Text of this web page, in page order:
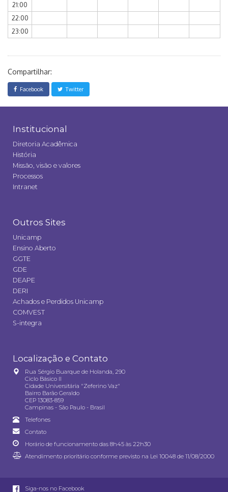
21:00
22:00
23:00
Compartilhar:
Facebook Twitter
Institucional
Diretoria Acadêmica
História
Missão, visão e valores
Processos
Intranet
Outros Sites
Unicamp
Ensino Aberto
GGTE
GDE
DEAPE
DERI
Achados e Perdidos Unicamp
COMVEST
S-integra
Localização e Contato
Rua Sérgio Buarque de Holanda, 290
Ciclo Básico II
Cidade Universitária "Zeferino Vaz"
Bairro Barão Geraldo
CEP 13083-859
Campinas - São Paulo - Brasil
Telefones
Contato
Horário de funcionamento das 8h45 às 22h30
Atendimento prioritário conforme previsto na Lei 10048 de 11/08/2000
Siga-nos no Facebook